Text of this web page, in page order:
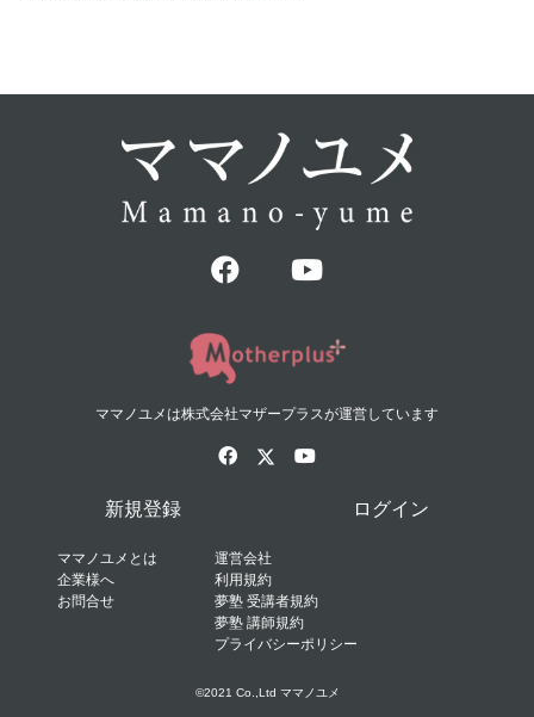
ママノユメは株式会社マザープラスが運営しています
新規登録 ログイン
ママノユメとは
企業様へ
お問合せ
運営会社
利用規約
夢塾 受講者規約
夢塾 講師規約
プライバシーポリシー
©2021 Co.,Ltd ママノユメ